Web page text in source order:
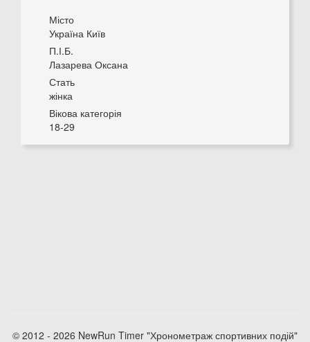
Місто
Україна Київ
П.І.Б.
Лазарева Оксана
Стать
жінка
Вікова категорія
18-29
© 2012 - 2026 NewRun Timer "Хронометраж спортивних подій"